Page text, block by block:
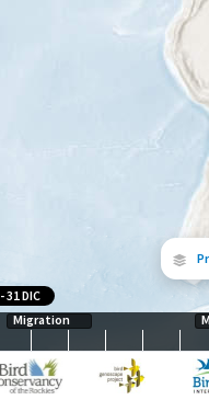
Los
Bajo
Gama de
Gama de
Rango de
Rango a lo
Migration
-31 DIC